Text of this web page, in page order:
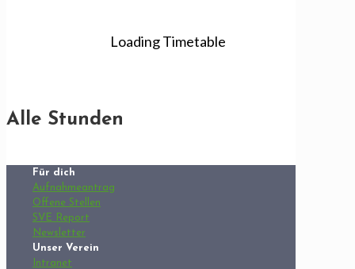
Alle Stunden
Für dich
Aufnahmeantrag
Offene Stellen
SVE Report
Newsletter
Unser Verein
Intranet